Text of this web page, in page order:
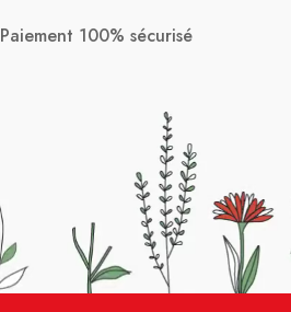
Paiement 100% sécurisé